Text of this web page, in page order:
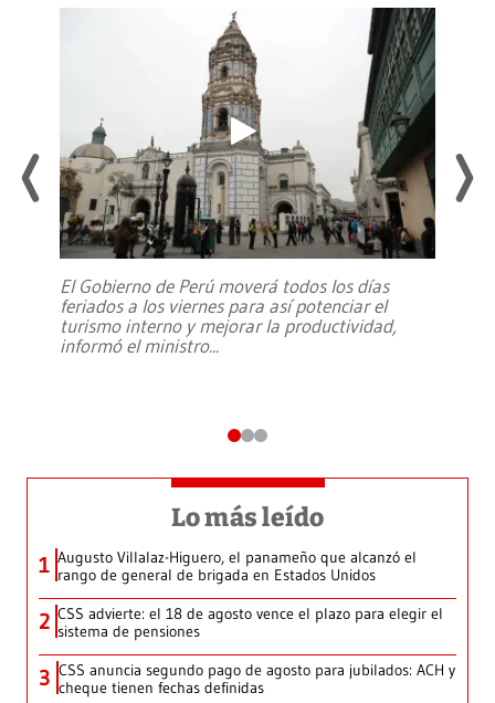
El Gobierno de Perú moverá todos los días
feriados a los viernes para así potenciar el
turismo interno y mejorar la productividad,
informó el ministro...
Lo más leído
1 Augusto Villalaz-Higuero, el panameño que alcanzó el
rango de general de brigada en Estados Unidos
2 CSS advierte: el 18 de agosto vence el plazo para elegir el
sistema de pensiones
3 CSS anuncia segundo pago de agosto para jubilados: ACH y
cheque tienen fechas definidas